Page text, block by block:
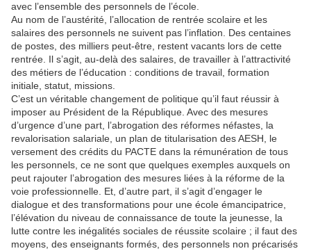
avec l’ensemble des personnels de l’école.
Au nom de l’austérité, l’allocation de rentrée scolaire et les
salaires des personnels ne suivent pas l’inflation. Des centaines
de postes, des milliers peut-être, restent vacants lors de cette
rentrée. Il s’agit, au-delà des salaires, de travailler à l’attractivité
des métiers de l’éducation : conditions de travail, formation
initiale, statut, missions.
C’est un véritable changement de politique qu’il faut réussir à
imposer au Président de la République. Avec des mesures
d’urgence d’une part, l’abrogation des réformes néfastes, la
revalorisation salariale, un plan de titularisation des AESH, le
versement des crédits du PACTE dans la rémunération de tous
les personnels, ce ne sont que quelques exemples auxquels on
peut rajouter l’abrogation des mesures liées à la réforme de la
voie professionnelle. Et, d’autre part, il s’agit d’engager le
dialogue et des transformations pour une école émancipatrice,
l’élévation du niveau de connaissance de toute la jeunesse, la
lutte contre les inégalités sociales de réussite scolaire ; il faut des
moyens, des enseignants formés, des personnels non précarisés